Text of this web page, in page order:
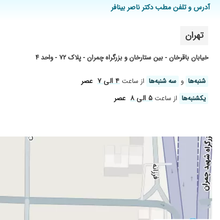
با سلام، سال 1400 توسط ایشان آنژیو شده و در حال حاضر تحت نظرشان میباشم.فوقالعاده راضیم.
نارسایی قلبی
فشار بالا
بسیار عالی
پزشک بسیار خوب و حاذق در تخصص خودشون
رگ قلب مادرم بسته بود فنر گذاشتن براشون
عالی هستن
بی نظمی ضربان قلب
دکتر خوبی هستن و برای مریضهاشون وقت میذارن و خوب بررسی
دکتر فوق العاده ای هستند مشکل فشارخون داشتم
آدرس و تلفن مطب دکتر ناصر بینافر
تهران
خیابان باقرخان - بین ستارخان و بزرگراه چمران - پلاک ۷۲ - واحد ۴
شنبه‌ها و سه شنبه‌ها از ساعت۴ الی ۷
عصر
یکشنبه‌ها از ساعت۵ الی ۸ عصر